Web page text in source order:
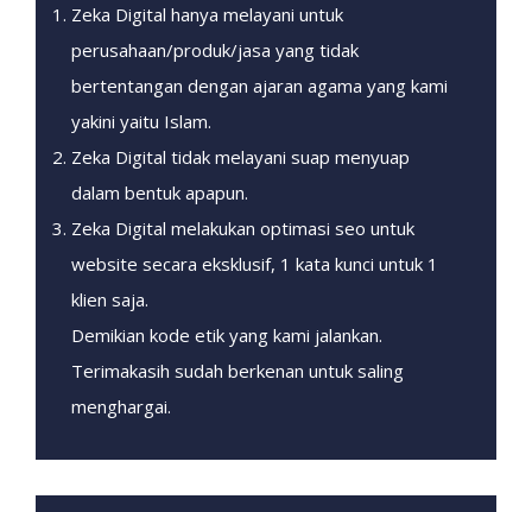
Zeka Digital hanya melayani untuk
perusahaan/produk/jasa yang tidak
bertentangan dengan ajaran agama yang kami
yakini yaitu Islam.
Zeka Digital tidak melayani suap menyuap
dalam bentuk apapun.
Zeka Digital melakukan optimasi seo untuk
website secara eksklusif, 1 kata kunci untuk 1
klien saja.
Demikian kode etik yang kami jalankan.
Terimakasih sudah berkenan untuk saling
menghargai.